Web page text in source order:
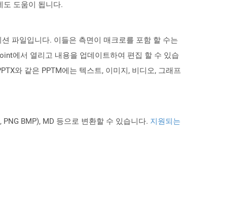
도 도움이 됩니다.
파일입니다. 이들은 측면이 매크로를 포함 할 수는
에서 열리고 내용을 업데이트하여 편집 할 수 있습
와 같은 PPTM에는 텍스트, 이미지, 비디오, 그래프
BMP), MD 등으로 변환할 수 있습니다. 지원되는